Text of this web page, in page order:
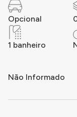
Opcional
1 banheiro
Não Informado